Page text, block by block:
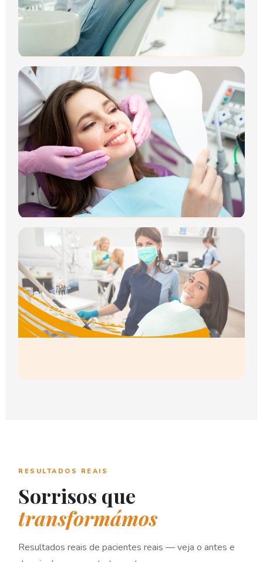
RESULTADOS REAIS
Sorrisos que
transformámos
Resultados reais de pacientes reais — veja o antes e